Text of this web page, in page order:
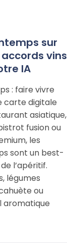
sur
vins
IA
: faire vivre
carte digitale
asiatique,
fusion ou
les
sont un best-
l’apéritif.
légumes
ou
aromatique